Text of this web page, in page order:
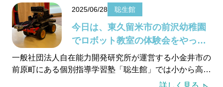
聡生館放課後学びキッズルーム
ヒューマンアカデミーFCロボット教室
テックエレメンタリー
小中学生対象オンライン英会話教室
2025/06/28 聡生館
今日は、東久留米市の前沢幼稚園
でロボット教室の体験会をやって
きました。
一般社団法人自在能力開発研究所が運営する小金井市の
前原町にある個別指導学習塾「聡生館」では小から高校
生までの受験指導、学校の補習を行っています。 難関
詳しく見る